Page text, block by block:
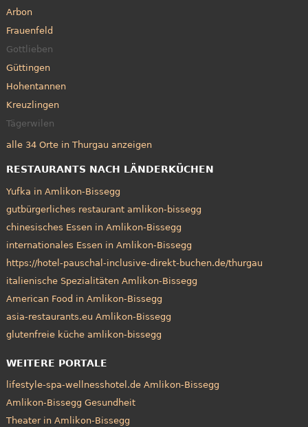
Arbon
Frauenfeld
Gottlieben
Güttingen
Hohentannen
Kreuzlingen
Tägerwilen
alle 34 Orte in Thurgau anzeigen
RESTAURANTS NACH LÄNDERKÜCHEN
Yufka in Amlikon-Bissegg
gutbürgerliches restaurant amlikon-bissegg
chinesisches Essen in Amlikon-Bissegg
internationales Essen in Amlikon-Bissegg
https://hotel-pauschal-inclusive-direkt-buchen.de/thurgau
italienische Spezialitäten Amlikon-Bissegg
American Food in Amlikon-Bissegg
asia-restaurants.eu Amlikon-Bissegg
glutenfreie küche amlikon-bissegg
WEITERE PORTALE
lifestyle-spa-wellnesshotel.de Amlikon-Bissegg
Amlikon-Bissegg Gesundheit
Theater in Amlikon-Bissegg